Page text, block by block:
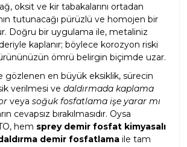
oksit ve kir tabakalarını ortadan
tutunacağı pürüzlü ve homojen bir
Doğru bir uygulama ile, metaliniz
kaplanır; böylece korozyon riski
ömrü belirgin biçimde uzar.
gözlenen en büyük eksiklik, sürecin
verilmesi ve daldırmada kaplama
veya soğuk fosfatlama işe yarar mı
cevapsız bırakılmasıdır. Oysa
hem sprey demir fosfat kimyasalı
demir fosfatlama ile tam